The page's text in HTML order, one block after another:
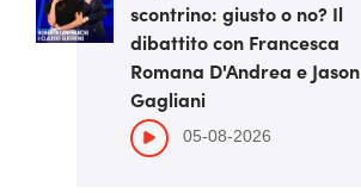
scontrino: giusto o no? Il
dibattito con Francesca
Romana D'Andrea e Jason
Gagliani
05-08-2026